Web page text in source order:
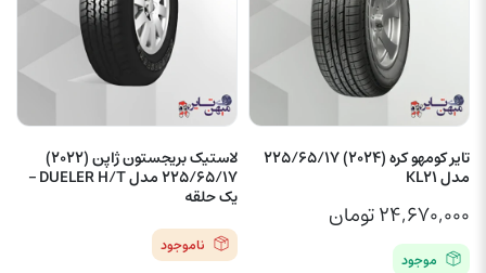
تایر کومهو کره (2024) 225/65/17
مدل KL21
۲۴,۶۷۰,۰۰۰تومان
موجود
لاستیک بریجستون ژاپن (2022)
225/65/17 مدل DUELER H/T –
یک حلقه
ناموجود